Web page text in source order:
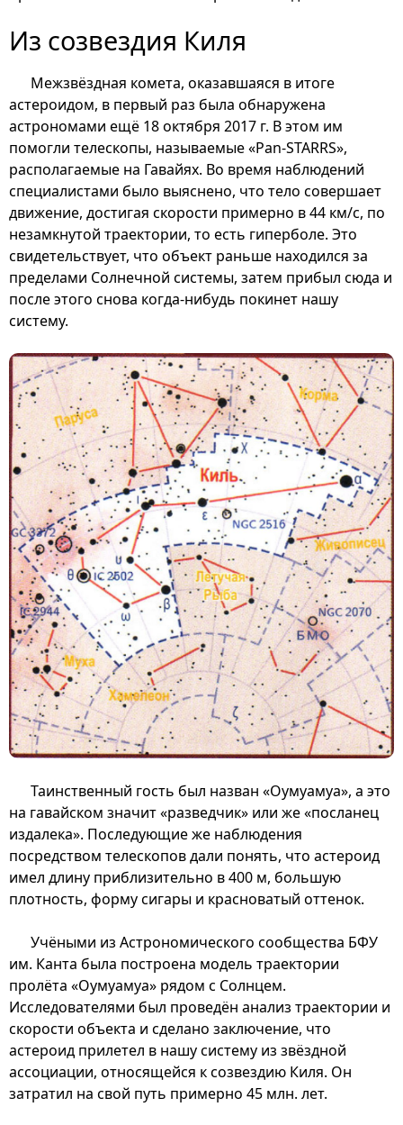
Из созвездия Киля
Межзвёздная комета, оказавшаяся в итоге
астероидом, в первый раз была обнаружена
астрономами ещё 18 октября 2017 г. В этом им
помогли телескопы, называемые «Pan-STARRS»,
располагаемые на Гавайях. Во время наблюдений
специалистами было выяснено, что тело совершает
движение, достигая скорости примерно в 44 км/с, по
незамкнутой траектории, то есть гиперболе. Это
свидетельствует, что объект раньше находился за
пределами Солнечной системы, затем прибыл сюда и
после этого снова когда-нибудь покинет нашу
систему.
Таинственный гость был назван «Оумуамуа», а это
на гавайском значит «разведчик» или же «посланец
издалека». Последующие же наблюдения
посредством телескопов дали понять, что астероид
имел длину приблизительно в 400 м, большую
плотность, форму сигары и красноватый оттенок.
Учёными из Астрономического сообщества БФУ
им. Канта была построена модель траектории
пролёта «Оумуамуа» рядом с Солнцем.
Исследователями был проведён анализ траектории и
скорости объекта и сделано заключение, что
астероид прилетел в нашу систему из звёздной
ассоциации, относящейся к созвездию Киля. Он
затратил на свой путь примерно 45 млн. лет.